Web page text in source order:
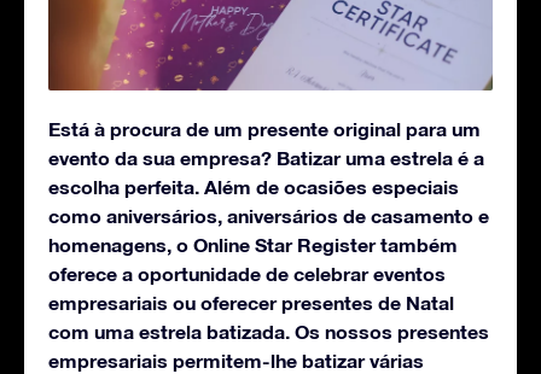
Está à procura de um presente original para um
evento da sua empresa? Batizar uma estrela é a
escolha perfeita. Além de ocasiões especiais
como aniversários, aniversários de casamento e
homenagens, o Online Star Register também
oferece a oportunidade de celebrar eventos
empresariais ou oferecer presentes de Natal
com uma estrela batizada. Os nossos presentes
empresariais permitem-lhe batizar várias